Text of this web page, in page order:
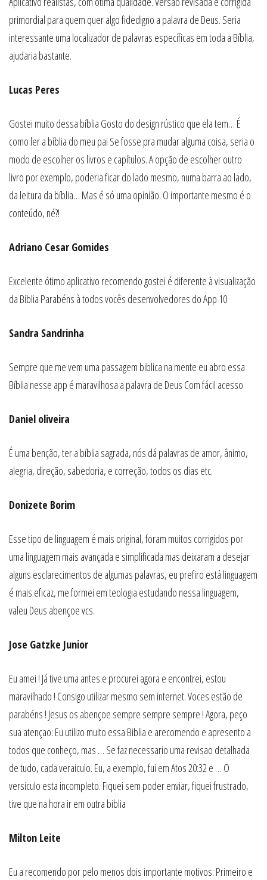
primordial para quem quer algo fidedigno a palavra de Deus. Seria
interessante uma localizador de palavras específicas em toda a Bíblia,
ajudaria bastante.
Lucas Peres
Gostei muito dessa bíblia Gosto do design rústico que ela tem… É
como ler a bíblia do meu pai Se fosse pra mudar alguma coisa, seria o
modo de escolher os livros e capítulos. A opção de escolher outro
livro por exemplo, poderia ficar do lado mesmo, numa barra ao lado,
da leitura da bíblia… Mas é só uma opinião. O importante mesmo é o
conteúdo, né?!
Adriano Cesar Gomides
Excelente ótimo aplicativo recomendo gostei é diferente à visualização
da Bíblia Parabéns à todos vocês desenvolvedores do App 10
Sandra Sandrinha
Sempre que me vem uma passagem biblica na mente eu abro essa
Bíblia nesse app é maravilhosa a palavra de Deus Com fácil acesso
Daniel oliveira
É uma benção, ter a bíblia sagrada, nós dá palavras de amor, ânimo,
alegria, direção, sabedoria, e correção, todos os dias etc.
Donizete Borim
Esse tipo de linguagem é mais original, foram muitos corrigidos por
uma linguagem mais avançada e simplificada mas deixaram a desejar
alguns esclarecimentos de algumas palavras, eu prefiro está linguagem
é mais eficaz, me formei em teologia estudando nessa linguagem,
valeu Deus abençoe vcs.
Jose Gatzke Junior
Eu amei ! Já tive uma antes e procurei agora e encontrei, estou
maravilhado ! Consigo utilizar mesmo sem internet. Voces estão de
parabéns ! Jesus os abençoe sempre sempre sempre ! Agora, peço
sua atençao: Eu utilizo muito essa Biblia e arecomendo e apresento a
todos que conheço, mas … Se faz necessario uma revisao detalhada
de tudo, cada veraiculo. Eu, a exemplo, fui em Atos 20:32 e … O
versiculo esta incompleto. Fiquei sem poder enviar, fiquei frustrado,
tive que na hora ir em outra biblia
Milton Leite
Eu a recomendo por pelo menos dois importante motivos: Primeiro e